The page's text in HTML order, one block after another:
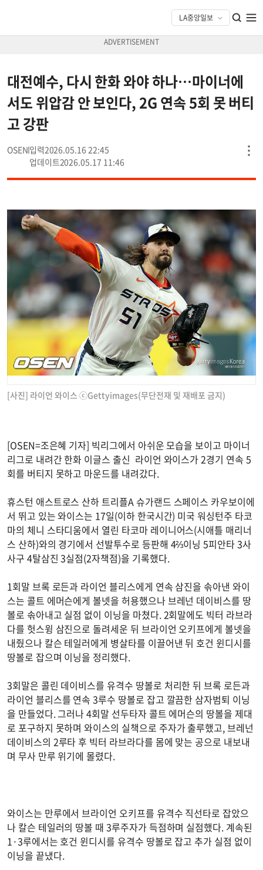
대전예수, 다시 한화 와야 하나…마이너에
서도 위압감 안 보인다, 2G 연속 5회 못 버티
고 강판
OSEN
2026.05.16 22:45
2026.05.17 11:46
[사진] 라이언 와이스 ⓒGettyimages(무단전재 및 재배포 금지)
[OSEN=조은혜 기자] 빅리그에서 아쉬운 모습을 보이고 마이너
리그로 내려간 한화 이글스 출신 라이언 와이스가 2경기 연속 5
회를 버티지 못하고 마운드를 내려갔다.
휴스턴 애스트로스 산하 트리플A 슈가랜드 스페이스 카우보이에
서 뛰고 있는 와이스는 17일(이하 한국시간) 미국 워싱턴주 타코
마의 체니 스타디움에서 열린 타코마 레이니어스(시애틀 매리너
스 산하)와의 경기에서 선발투수로 등판해 4⅔이닝 5피안타 3사
사구 4탈삼진 3실점(2자책점)을 기록했다.
1회말 브록 로든과 라이언 블리스에게 연속 삼진을 솎아낸 와이
스는 콜트 에머슨에게 볼넷을 허용했으나 브레넌 데이비스를 땅
볼로 솎아내고 실점 없이 이닝을 마쳤다. 2회말에도 빅터 라브라
다를 헛스윙 삼진으로 돌려세운 뒤 브라이언 오키프에게 볼넷을
내줬으나 칼슨 테일러에게 병살타를 이끌어낸 뒤 호건 윈디시를
땅볼로 잡으며 이닝을 정리했다.
3회말은 콜린 데이비스를 유격수 땅볼로 처리한 뒤 브록 로든과
라이언 블리스를 연속 3루수 땅볼로 잡고 깔끔한 삼자범퇴 이닝
을 만들었다. 그러나 4회말 선두타자 콜트 에머슨의 땅볼을 제대
로 포구하지 못하며 와이스의 실책으로 주자가 출루했고, 브레넌
데이비스의 2루타 후 빅터 라브라다를 몸에 맞는 공으로 내보내
며 무사 만루 위기에 몰렸다.
와이스는 만루에서 브라이언 오키프를 유격수 직선타로 잡았으
나 칼슨 테일러의 땅볼 때 3루주자가 득점하며 실점했다. 계속된
1·3루에서는 호건 윈디시를 유격수 땅볼로 잡고 추가 실점 없이
이닝을 끝냈다.